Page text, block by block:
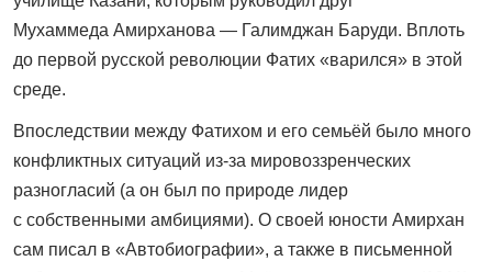
Мухаммеда Амирханова — Галимджан Баруди. Вплоть
до первой русской революции Фатих «варился» в этой
среде.
Впоследствии между Фатихом и его семьёй было много
конфликтных ситуаций из-за мировоззренческих
разногласий (а он был по природе лидер
с собственными амбициями). О своей юности Амирхан
сам писал в «Автобиографии», а также в письменной